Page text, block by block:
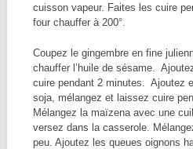
cuisson vapeur. Faites les cuire
four chauffer à 200°.
Coupez le gingembre en fine
chauffer l’huile de sésame.
cuire pendant 2 minutes. Ajoutez
soja, mélangez et laissez cuire
Mélangez la maïzena avec une
versez dans la casserole.
peu. Ajoutez les queues oignons